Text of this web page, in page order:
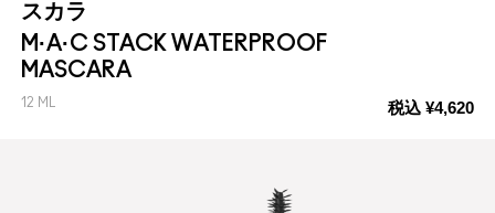
スカラ
M·A·C STACK WATERPROOF
MASCARA
税込 ¥4,620
12 ML